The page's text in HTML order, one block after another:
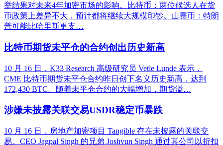
举结果对未来4年加密市场的影响。比特币：两位候选人在货
币政策上差异不大，预计都将继续大规模印钞。山寨币：特朗
普可能比哈里斯更支…
比特币期货未平仓的合约创出历史新高
10 月 16 日，K33 Research 高级研究员 Vetle Lunde 表示，
CME 比特币期货未平仓合约昨日创下名义历史新高，达到
172,430 BTC。随着未平仓合约的大幅增加，期货溢…
涉嫌未披露关联交易USDR稳定币暴跌
10 月 16 日，房地产加密项目 Tangible 存在未披露的关联交
易。CEO Jagpal Singh 的兄弟 Joshvun Singh 通过其公司以折扣